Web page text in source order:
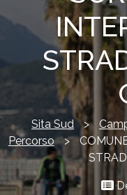
Sita Sud >
Percorso >